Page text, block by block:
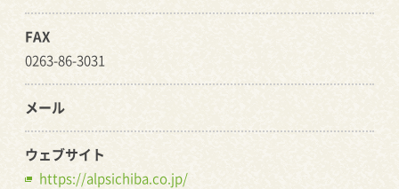
FAX
0263-86-3031
メール
ウェブサイト
https://alpsichiba.co.jp/